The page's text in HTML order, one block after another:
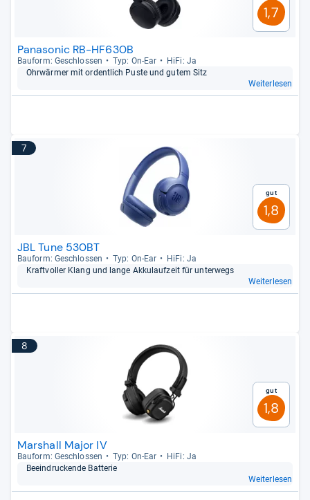
1,7
Panasonic RB-HF630B
Bau­form: Geschlos­sen Typ: On-​Ear
HiFi: Ja
Ohr­wär­mer mit ordent­lich Puste und gutem Sitz
Weiterlesen
7
Gut
1,8
JBL Tune 530BT
Bau­form: Geschlos­sen Typ: On-​Ear
HiFi: Ja
Kraft­vol­ler Klang und lange Akku­lauf­zeit für unter­wegs
Weiterlesen
8
Gut
1,8
Marshall Major IV
Bau­form: Geschlos­sen Typ: On-​Ear
HiFi: Ja
Beein­dru­ckende Bat­te­rie
Weiterlesen